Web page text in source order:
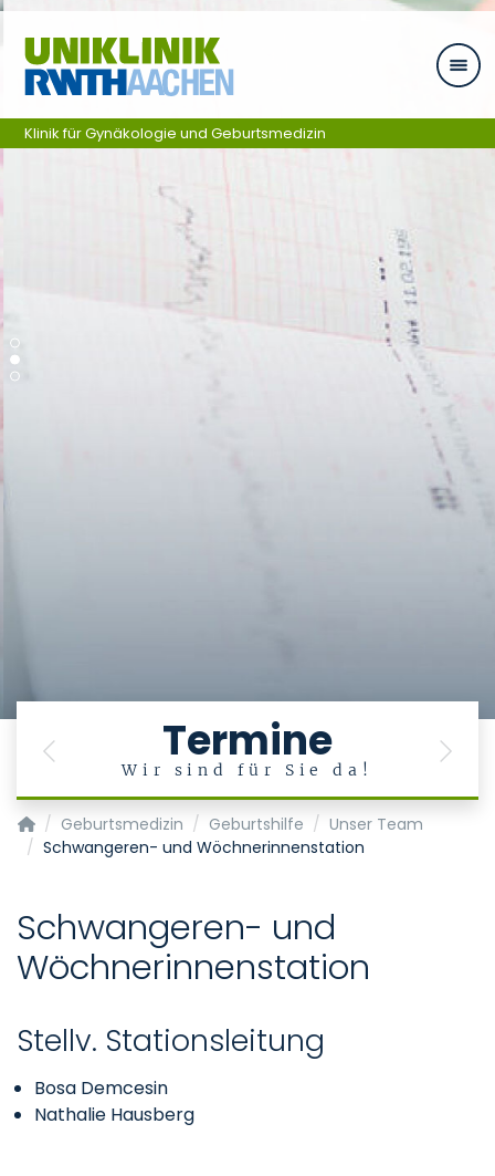
Ga naar navigatie
Termine
Wir sind für Sie da!
Previous Next
Klinik für Gynäkologie und Geburtsmedizin
Klinik für Gynäkologie und Geburtsmedizin
Geburtsmedizin Geburtshilfe
Unser Team
Schwangeren- und Wöchnerinnenstation
Schwangeren- und
Wöchnerinnenstation
Stellv. Stationsleitung
Bosa Demcesin
Nathalie Hausberg